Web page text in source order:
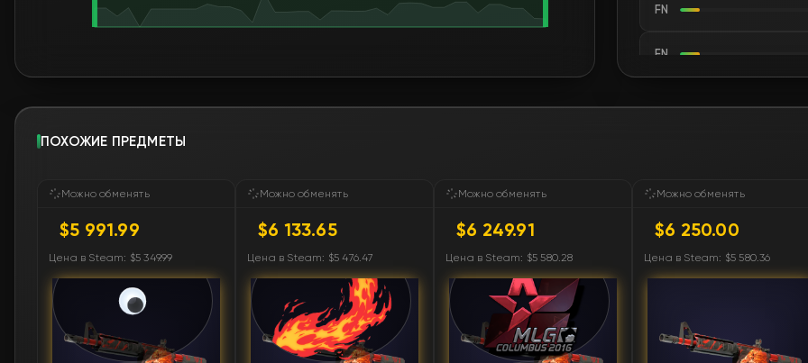
FN
FN
FN
FN
ПОХОЖИЕ ПРЕДМЕТЫ
Можно обменять
$5 991.99
Цена в Steam: $5 349.99
Можно обменять
$6 133.65
Цена в Steam: $5 476.47
Можно обменять
$6 249.91
Цена в Steam: $5 580.28
Можно обменять
$6 250.00
Цена в Steam: $5 580.36